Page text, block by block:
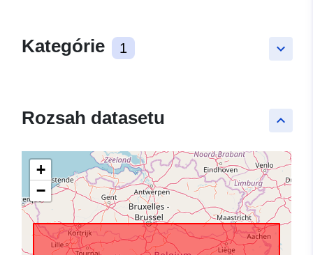
keyboard_arrow_down
Kategórie 1
keyboard_arrow_up
Rozsah datasetu
+
−